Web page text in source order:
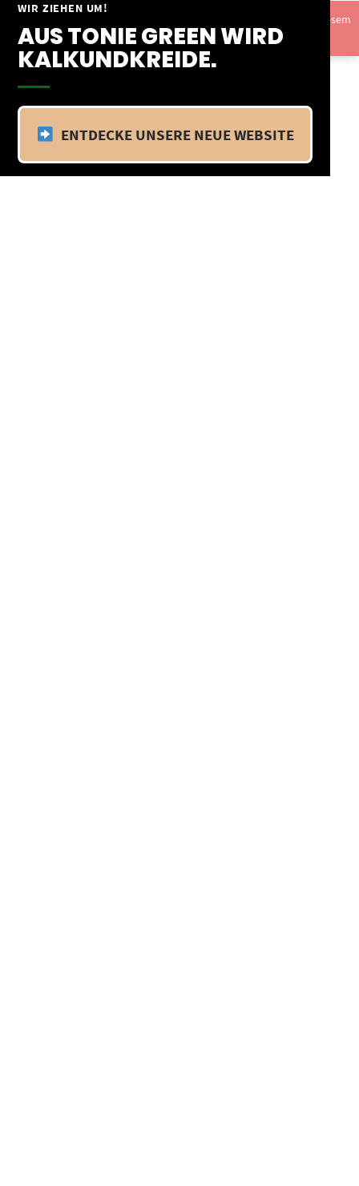
WIR ZIEHEN UM!
AUS TONIE GREEN WIRD
KALKUNDKREIDE.
ENTDECKE UNSERE NEUE WEBSITE
Springe
Inhalt
Vom 09.04.25 - 20.04.25 befinden wir uns im Betriebsurlaub. In diesem
Zeitraum findet kein Versand statt.Ausblenden